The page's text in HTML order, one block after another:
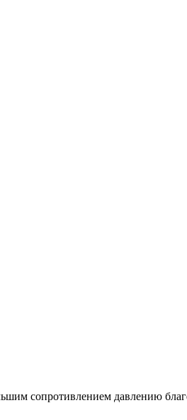
сопротивлением давлению